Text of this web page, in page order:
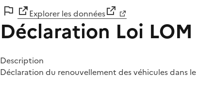
Explorer les données
Déclaration Loi LOM
Description
Déclaration du renouvellement des véhicules dans